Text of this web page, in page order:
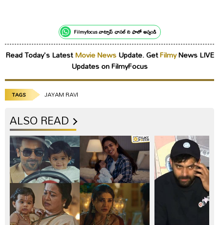
Filmyfocus వాట్సాప్ ఛానల్ ని ఫాలో అవ్వండి
Read Today's LatestMovie NewsUpdate. GetFilmyNews LIVE
Updates on FilmyFocus
TAGS JAYAM RAVI
ALSO READ